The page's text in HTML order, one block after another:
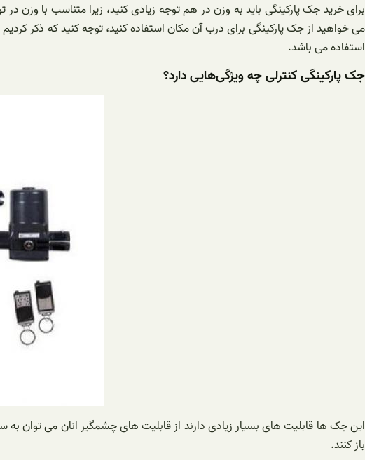
برای خرید جک پارکینگی باید به وزن در هم توجه زیادی کنید، زیرا متناسب با وزن
می خواهید از جک پارکینگی برای درب آن مکان استفاده کنید، توجه کنید که ذکر
استفاده می باشد.
جک پارکینگی کنترلی چه ویژگی‌هایی دارد؟
این جک ها قابلیت های بسیار زیادی دارند از قابلیت های چشمگیر انان می توان به
باز کنند.